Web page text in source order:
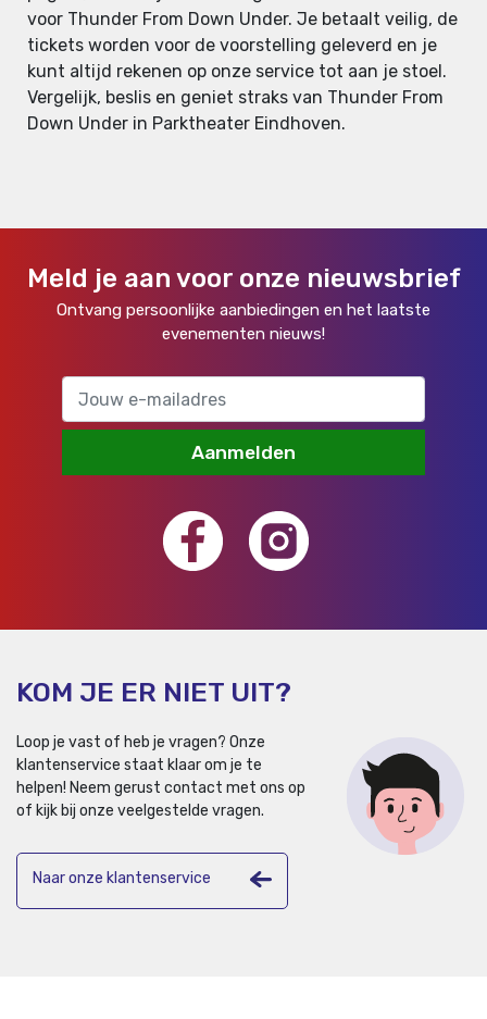
voor Thunder From Down Under. Je betaalt veilig, de
tickets worden voor de voorstelling geleverd en je
kunt altijd rekenen op onze service tot aan je stoel.
Vergelijk, beslis en geniet straks van Thunder From
Down Under in Parktheater Eindhoven.
Meld je aan voor onze nieuwsbrief
Ontvang persoonlijke aanbiedingen en het laatste
evenementen nieuws!
Aanmelden
KOM JE ER NIET UIT?
Loop je vast of heb je vragen? Onze
klantenservice staat klaar om je te
helpen! Neem gerust contact met ons op
of kijk bij onze veelgestelde vragen.
Naar onze klantenservice